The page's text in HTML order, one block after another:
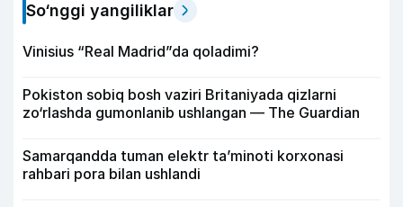
So‘nggi yangiliklar
Vinisius “Real Madrid”da qoladimi?
Pokiston sobiq bosh vaziri Britaniyada qizlarni
zo‘rlashda gumonlanib ushlangan — The Guardian
Samarqandda tuman elektr ta’minoti korxonasi
rahbari pora bilan ushlandi